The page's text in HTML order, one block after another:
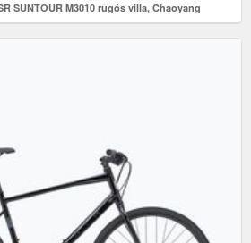
SUNTOUR M3010 rugós villa, Chaoyang